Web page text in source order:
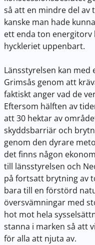
så att en mindre del av
kanske man hade
ett enda ton
hyckleriet uppenbart.
Länsstyrelsen kan
Grimsås genom att
faktiskt anger vad de
Eftersom hälften av
att 30 hektar av
skyddsbarriär och
genom den dyrare
det finns någon
till länsstyrelsen och
på fortsatt brytning av
bara till en förstörd
översvämningar med
hot mot hela
stanna i marken så att
för alla att njuta av.